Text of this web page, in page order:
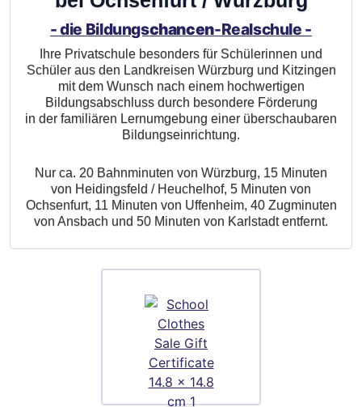
- die Bildungschancen-Realschule -
Ihre Privatschule besonders für Schülerinnen und
Schüler aus den Landkreisen Würzburg und Kitzingen
mit dem Wunsch nach einem hochwertigen
Bildungsabschluss durch besondere Förderung
in der familiären Lernumgebung einer überschaubaren
Bildungseinrichtung.
Nur ca. 20 Bahnminuten von Würzburg, 15 Minuten
von Heidingsfeld / Heuchelhof, 5 Minuten von
Ochsenfurt, 11 Minuten von Uffenheim, 40 Zugminuten
von Ansbach und 50 Minuten von Karlstadt entfernt.